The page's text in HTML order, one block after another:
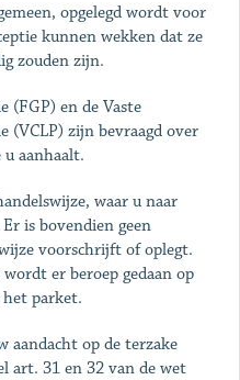
opgelegd wordt voor
kunnen wekken dat ze
zouden zijn.
(FGP) en de Vaste
(VCLP) zijn bevraagd over
aanhaalt.
waar u naar
is bovendien geen
voorschrijft of oplegt.
er beroep gedaan op
parket.
aandacht op de terzake
art. 31 en 32 van de wet